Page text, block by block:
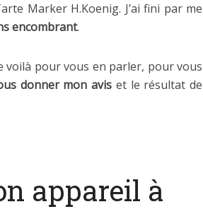
Marker H.Koenig. J’ai fini par me
encombrant.
voilà pour vous en parler, pour vous
donner mon avis et le résultat de
appareil à